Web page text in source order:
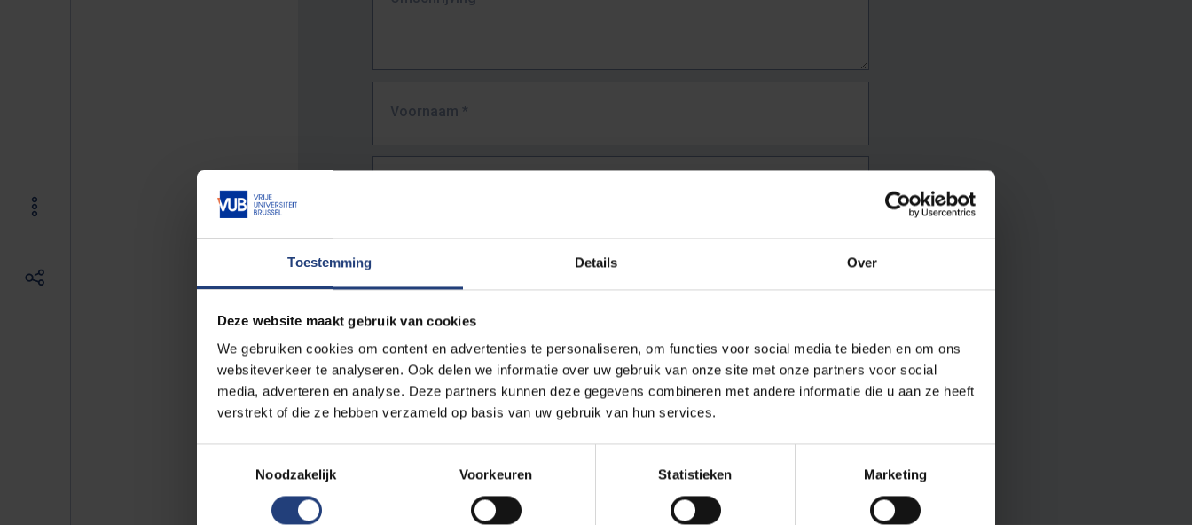
Toestemming Details Over
Deze website maakt gebruik van cookies
We gebruiken cookies om content en advertenties te personaliseren, om functies voor social media te bieden en om ons
websiteverkeer te analyseren. Ook delen we informatie over uw gebruik van onze site met onze partners voor social
media, adverteren en analyse. Deze partners kunnen deze gegevens combineren met andere informatie die u aan ze heeft
verstrekt of die ze hebben verzameld op basis van uw gebruik van hun services.
Noodzakelijk
Voorkeuren Statistieken Marketing
Voornaam *
URL*
De volledige URL van de pagina waar je de fout zag.
Bv. https://www.vub.be/nl/studeren-aan-de-vub/alle-opleidingen